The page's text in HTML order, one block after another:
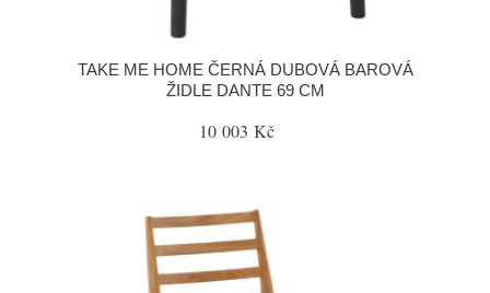
TAKE ME HOME ČERNÁ DUBOVÁ BAROVÁ
ŽIDLE DANTE 69 CM
10 003 Kč